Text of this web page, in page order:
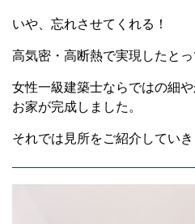
いや、忘れさせてくれる！
高気密・高断熱で実現したと
女性一級建築士ならではの細
お家が完成しました。
それでは見所をご紹介していき